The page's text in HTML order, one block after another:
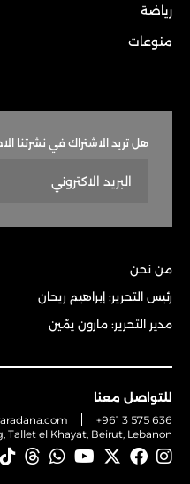
رياضة
منوعات
هل تريد الاشتراك في نشرتنا
من نحن
رئيس التحرير: إبراهيم ريحان
مدير التحرير: مارون يمّين
للتواصل معنا
+961 3 575 636
Tallet el Khayat, Beirut, Lebanon